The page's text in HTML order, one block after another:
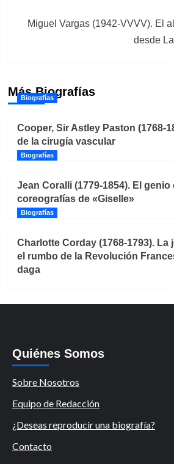
Miguel Vargas (1942-VVVV). El
desde
Más Biografías
Biografías
Cooper, Sir Astley Paston (1768-
de la cirugía vascular
Biografías
Jean Coralli (1779-1854). El genio
coreografías de «Giselle»
Biografías
Charlotte Corday (1768-1793). La
el rumbo de la Revolución
daga
Quiénes Somos
Sobre Nosotros
Equipo de Redacción
¿Deseas reproducir una biografía?
Contacto